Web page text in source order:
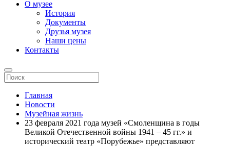
О музее
История
Документы
Друзья музея
Наши цены
Контакты
Главная
Новости
Музейная жизнь
23 февраля 2021 года музей «Смоленщина в годы
Великой Отечественной войны 1941 – 45 гг.» и
исторический театр «Порубежье» представляют